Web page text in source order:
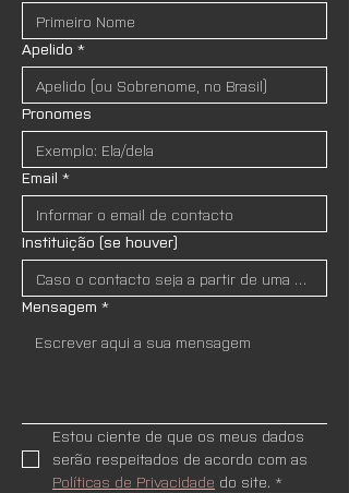
Apelido *
Pronomes
Email *
Instituição (se houver)
Mensagem *
Estou ciente de que os meus dados
Políticas de Privacidade do site. *